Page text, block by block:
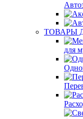
ТОВАРЫ
для